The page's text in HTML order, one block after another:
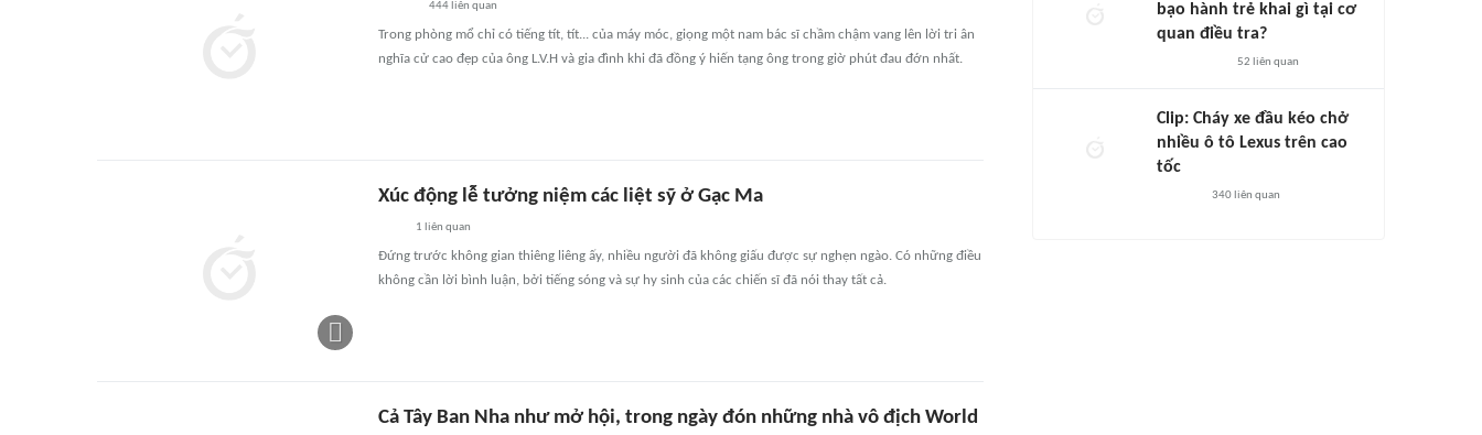
444liên quan
Trong phòng mổ chỉ có tiếng tít, tít... của máy móc, giọng một nam bác sĩ chầm chậm vang lên lời tri ân
nghĩa cử cao đẹp của ông L.V.H và gia đình khi đã đồng ý hiến tạng ông trong giờ phút đau đớn nhất.
Xúc động lễ tưởng niệm các liệt sỹ ở Gạc Ma
1 liên quan
Đứng trước không gian thiêng liêng ấy, nhiều người đã không giấu được sự nghẹn ngào. Có những điều
không cần lời bình luận, bởi tiếng sóng và sự hy sinh của các chiến sĩ đã nói thay tất cả.
Cả Tây Ban Nha như mở hội, trong ngày đón những nhà vô địch World
bạo hành trẻ khai gì tại cơ
quan điều tra?
52 liên quan
Clip: Cháy xe đầu kéo chở
nhiều ô tô Lexus trên cao
tốc
340liên quan